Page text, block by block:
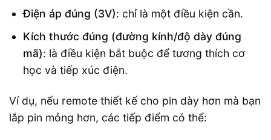
Điện áp đúng (3V): chỉ là một điều kiện cần.
Kích thước đúng (đường kính/độ dày đúng
mã): là điều kiện bắt buộc để tương thích cơ
học và tiếp xúc điện.
Ví dụ, nếu remote thiết kế cho pin dày hơn mà bạn
lắp pin mỏng hơn, các tiếp điểm có thể: